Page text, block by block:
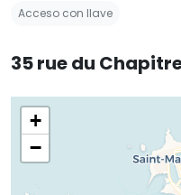
Acceso con llave
35 rue du
+
−